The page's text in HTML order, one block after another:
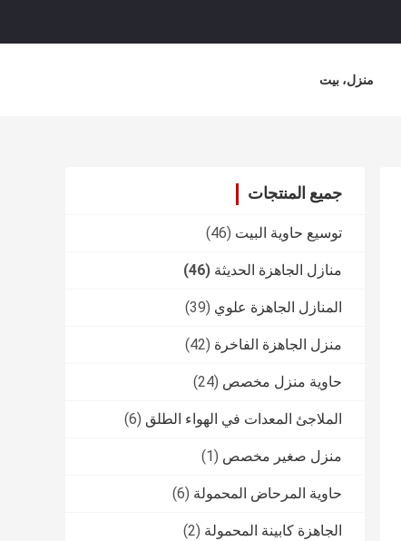
منزل، بيت
جميع المنتجات
توسيع حاوية البيت (46)
منازل الجاهزة الحديثة (46)
المنازل الجاهزة علوي (39)
منزل الجاهزة الفاخرة (42)
حاوية منزل مخصص (24)
الملاجئ المعدات في الهواء الطلق (6)
منزل صغير مخصص (1)
حاوية المرحاض المحمولة (6)
الجاهزة كابينة المحمولة (2)